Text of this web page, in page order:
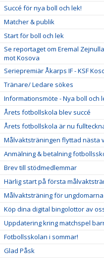
Succé för nya boll och lek!
Matcher & publik
Start för boll och lek
Se reportaget om Eremal
mot Kosova
Seriepremiär Åkarps IF - KSF
Tränare/ Ledare sökes
Informationsmöte - Nya boll och
Årets fotbollskola blev succé
Årets fotbollskola är nu
Målvaktsträningen flyttad nästa
Anmälning & betalning
Brev till stödmedlemmar
Härlig start på första
Målvaktsträning för ungdomarna
Köp dina digital bingolottor av
Uppdatering kring matchspel
Fotbollsskolan i sommar!
Glad Påsk